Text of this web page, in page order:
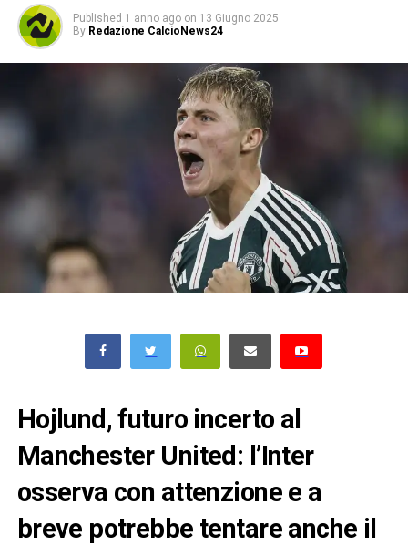
Published 1 anno ago on 13 Giugno 2025
By Redazione CalcioNews24
Hojlund, futuro incerto al
Manchester United: l’Inter
osserva con attenzione e a
breve potrebbe tentare anche il